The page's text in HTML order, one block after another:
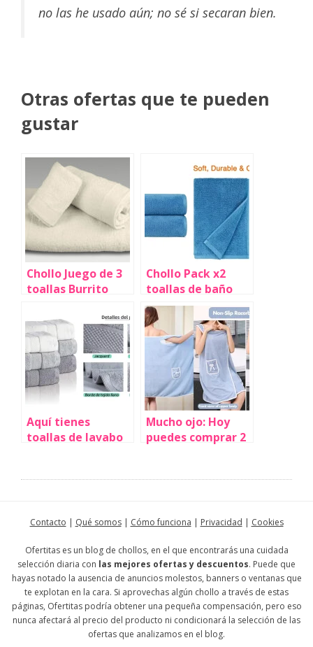
no las he usado aún; no sé si secaran bien.
Otras ofertas que te pueden
gustar
Chollo Juego de 3
toallas Burrito
algodón por sólo
23,70€ (30% de
descuento)
Chollo Pack x2
toallas de baño
Amazon Basics de
70 x 140 cm por
sólo 15,09€ (-25%)
Aquí tienes
toallas de lavabo
renueves las tuyas
Mucho ojo: Hoy
puedes comprar 2
baño por sólo
aprovechando el
cupón
Contacto | Qué somos| Cómo funciona | Privacidad | Cookies
Ofertitas es un blog de chollos, en el que encontrarás una cuidada
selección diaria con las mejores ofertas y descuentos. Puede que
hayas notado la ausencia de anuncios molestos, banners o ventanas que
te explotan en la cara. Si aprovechas algún chollo a través de estas
páginas, Ofertitas podría obtener una pequeña compensación, pero eso
nunca afectará al precio del producto ni condicionará la selección de las
ofertas que analizamos en el blog.